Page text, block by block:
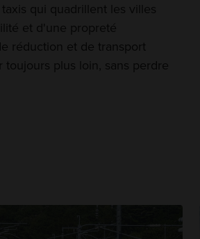
qui quadrillent les villes
et d'une propreté
réduction et de transport
plus loin, sans perdre